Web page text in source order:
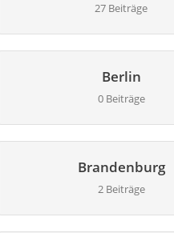
27 Beiträge
Berlin
0 Beiträge
Brandenburg
2 Beiträge